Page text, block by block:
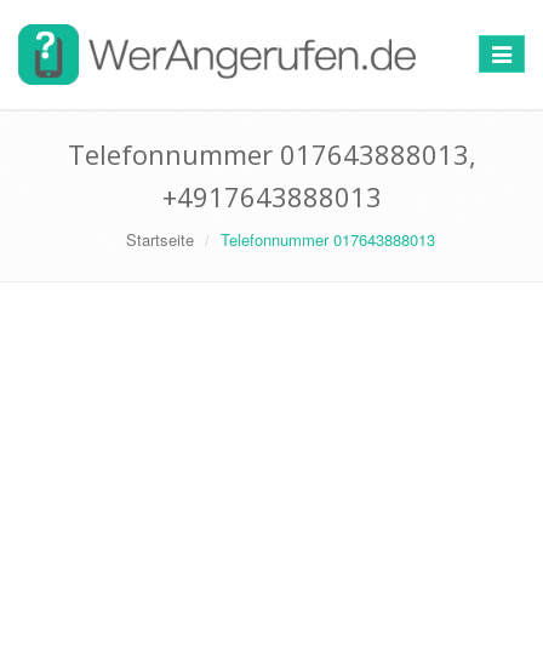
Toggle
Telefonnummer 017643888013,
+4917643888013
Startseite Telefonnummer 017643888013